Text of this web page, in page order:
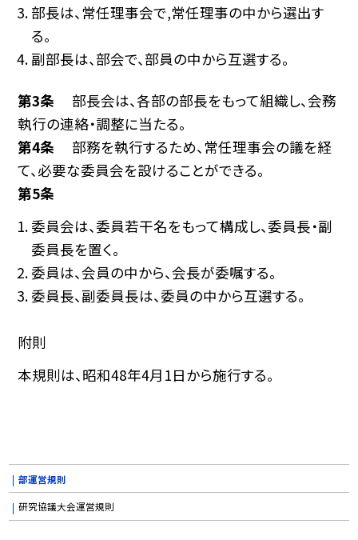
部長は、常任理事会で,常任理事の中から選出す
る。
副部長は、部会で、部員の中から互選する。
第3条
部長会は、各部の部長をもって組織し、会務
執行の連絡・調整に当たる。
第4条
部務を執行するため、常任理事会の議を経
て、必要な委員会を設けることができる。
第5条
委員会は、委員若干名をもって構成し、委員長・副
委員長を置く。
委員は、会員の中から、会長が委嘱する。
委員長、副委員長は、委員の中から互選する。
附則
本規則は、昭和48年4月1日から施行する。
部運営規則
研究協議大会運営規則